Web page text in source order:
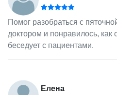
Помог разобраться с
доктором и понравилось, как
беседует с пациентами.
Елена